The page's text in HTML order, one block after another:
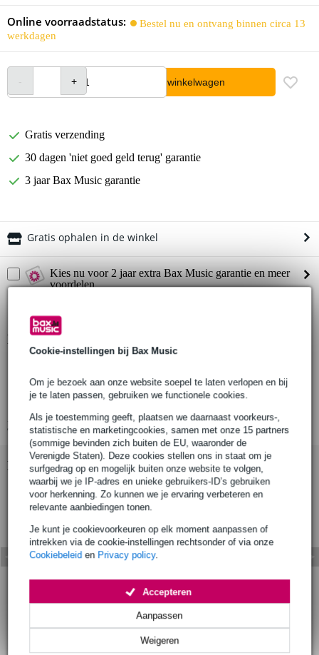
Cookie-instellingen bij Bax Music
Om je bezoek aan onze website soepel te laten verlopen en bij
je te laten passen, gebruiken we functionele cookies.
Als je toestemming geeft, plaatsen we daarnaast voorkeurs-,
statistische en marketingcookies, samen met onze 15 partners
(sommige bevinden zich buiten de EU, waaronder de
Verenigde Staten). Deze cookies stellen ons in staat om je
surfgedrag op en mogelijk buiten onze website te volgen,
waarbij we je IP-adres en unieke gebruikers-ID’s gebruiken
voor herkenning. Zo kunnen we je ervaring verbeteren en
relevante aanbiedingen tonen.
Je kunt je cookievoorkeuren op elk moment aanpassen of
intrekken via de cookie-instellingen rechtsonder of via onze
Cookiebeleid en Privacy policy.
Weigeren
Aanpassen
Accepteren
Online voorraadstatus:
Bestel nu en ontvang binnen circa 13
werkdagen
In winkelwagen
Gratis verzending
30 dagen 'niet goed geld terug' garantie
3 jaar Bax Music garantie
Gratis ophalen in de winkel
Kies nu voor 2 jaar extra Bax Music garantie en meer
voordelen
Productinformatie
serie: Six Track
type: 90° curve track section (bochtsectie)
Bekijk alle productspecificaties
Bekijk ook eens (6)